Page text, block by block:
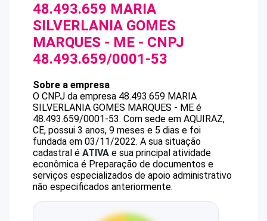
48.493.659 MARIA
SILVERLANIA GOMES
MARQUES - ME - CNPJ
48.493.659/0001-53
Sobre a empresa
O CNPJ da empresa 48.493.659 MARIA
SILVERLANIA GOMES MARQUES - ME é
48.493.659/0001-53. Com sede em AQUIRAZ,
CE, possui 3 anos, 9 meses e 5 dias e foi
fundada em 03/11/2022. A sua situação
cadastral é ATIVA e sua principal atividade
econômica é Preparação de documentos e
serviços especializados de apoio administrativo
não especificados anteriormente.